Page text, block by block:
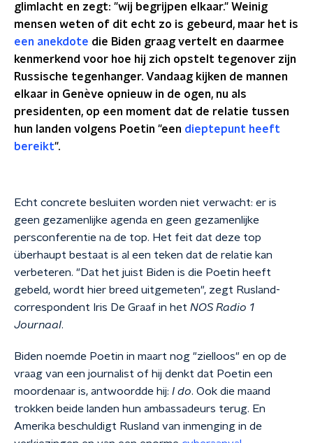
glimlacht en zegt: "wij begrijpen elkaar." Weinig
mensen weten of dit echt zo is gebeurd, maar het is
een anekdote die Biden graag vertelt en daarmee
kenmerkend voor hoe hij zich opstelt tegenover zijn
Russische tegenhanger. Vandaag kijken de mannen
elkaar in Genève opnieuw in de ogen, nu als
presidenten, op een moment dat de relatie tussen
hun landen volgens Poetin "een dieptepunt heeft
bereikt".
Echt concrete besluiten worden niet verwacht: er is
geen gezamenlijke agenda en geen gezamenlijke
persconferentie na de top. Het feit dat deze top
überhaupt bestaat is al een teken dat de relatie kan
verbeteren. "Dat het juist Biden is die Poetin heeft
gebeld, wordt hier breed uitgemeten", zegt Rusland-
correspondent Iris De Graaf in het NOS Radio 1
Journaal.
Biden noemde Poetin in maart nog "zielloos" en op de
vraag van een journalist of hij denkt dat Poetin een
moordenaar is, antwoordde hij: I do. Ook die maand
trokken beide landen hun ambassadeurs terug. En
Amerika beschuldigt Rusland van inmenging in de